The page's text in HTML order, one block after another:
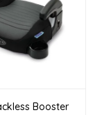
Booster